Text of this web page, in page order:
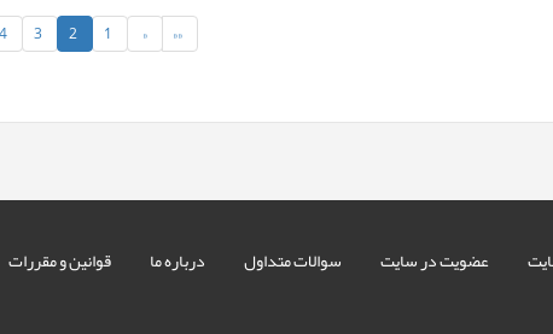
««
«
1
2
3
4
عضویت در سایت سوالات متداول درباره ما قوانین و مقررات